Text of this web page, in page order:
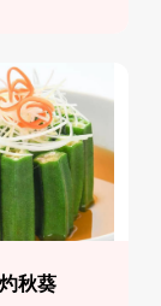
秋葵